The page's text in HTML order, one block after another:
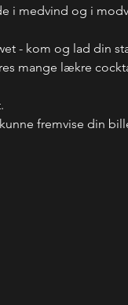
i medvind og i
- kom og lad din
mange lækre
fremvise din